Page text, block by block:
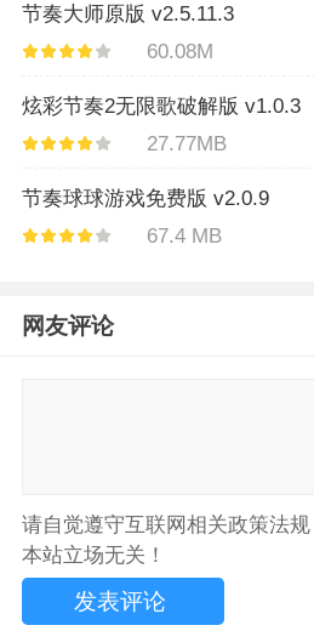
节奏大师原版 v2.5.11.3
60.08M
炫彩节奏2无限歌破解版 v1.0.3
27.77MB
节奏球球游戏免费版 v2.0.9
67.4 MB
网友评论
请自觉遵守互联网相关政策法
本站立场无关！